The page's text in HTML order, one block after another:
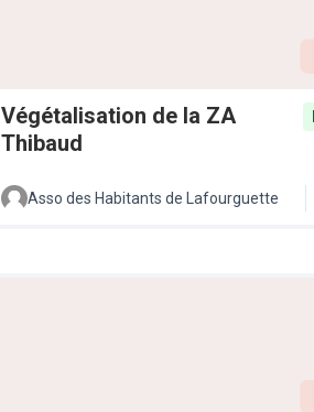
Végétalisation de la ZA
Thibaud
Asso des Habitants de Lafourguette